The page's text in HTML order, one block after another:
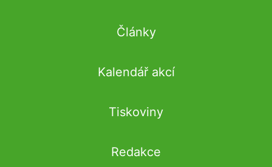
Články
Kalendář akcí
Tiskoviny
Redakce